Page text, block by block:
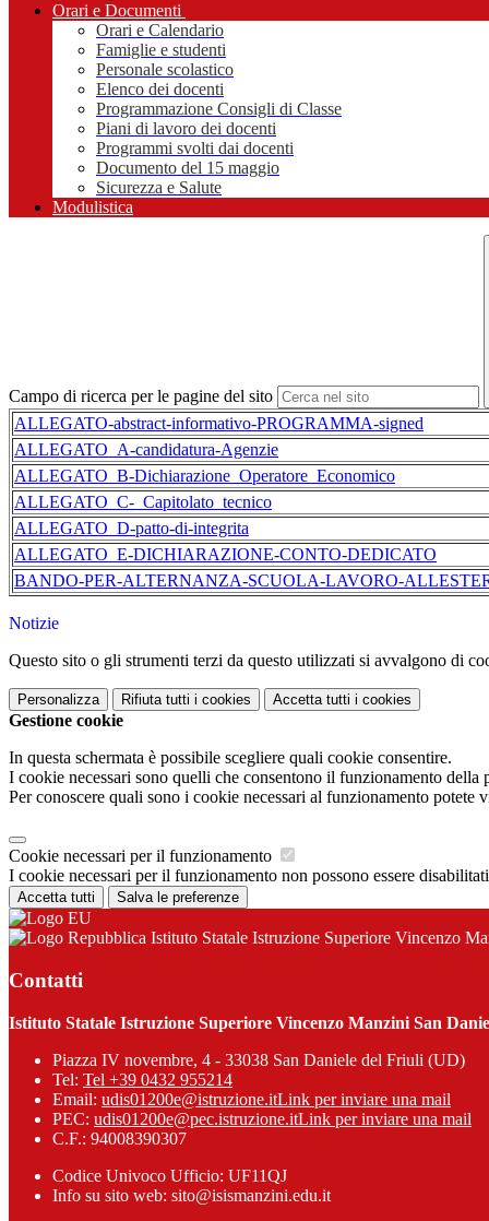
Orari e Documenti
Orari e Calendario
Famiglie e studenti
Personale scolastico
Elenco dei docenti
Programmazione Consigli di Classe
Piani di lavoro dei docenti
Programmi svolti dai docenti
Documento del 15 maggio
Sicurezza e Salute
Modulistica
Campo di ricerca per le pagine del sito
ALLEGATO-abstract-informativo-PROGRAMMA-signed
ALLEGATO_A-candidatura-Agenzie
ALLEGATO_B-Dichiarazione_Operatore_Economico
ALLEGATO_C-_Capitolato_tecnico
ALLEGATO_D-patto-di-integrita
ALLEGATO_E-DICHIARAZIONE-CONTO-DEDICATO
BANDO-PER-ALTERNANZA-SCUOLA-LAVORO-
Notizie
Questo sito o gli strumenti terzi da questo utilizzati si avvalgono di
Personalizza Rifiuta tutti i cookies Accetta tutti i cookies
Gestione cookie
In questa schermata è possibile scegliere quali cookie consentire.
I cookie necessari sono quelli che consentono il funzionamento
Per conoscere quali sono i cookie necessari al funzionamento potete
Cookie necessari per il funzionamento
I cookie necessari per il funzionamento non possono essere
Accetta tutti Salva le preferenze
Istituto Statale Istruzione Superiore Vincenzo
Contatti
Istituto Statale Istruzione Superiore Vincenzo Manzini San
Piazza IV novembre, 4 - 33038 San Daniele del Friuli (UD)
Tel: Tel +39 0432 955214
Email: udis01200e@istruzione.itLink per inviare una mail
PEC: udis01200e@pec.istruzione.itLink per inviare una mail
C.F.: 94008390307
Codice Univoco Ufficio: UF11QJ
Info su sito web: sito@isismanzini.edu.it